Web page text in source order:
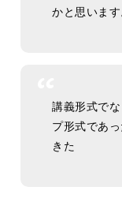
かと思います
講義形式で
プ形式であ
きた